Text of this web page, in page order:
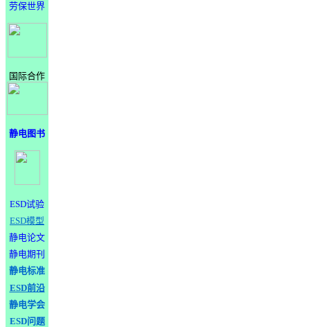
劳保世界
国际合作
静电图书
ESD试验
ESD模型
静电论文
静电期刊
静电标准
ESD前沿
静电学会
ESD问题